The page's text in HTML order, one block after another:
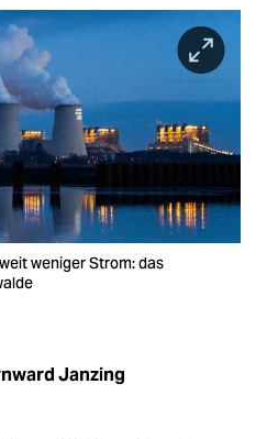
weniger Strom: das
Janzing